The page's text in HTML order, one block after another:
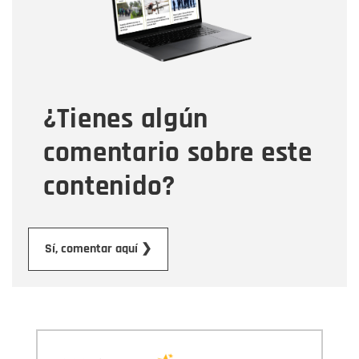
¿Tienes algún
comentario sobre este
contenido?
Sí, comentar aquí ❯
Tipo de comentario
Mensaje